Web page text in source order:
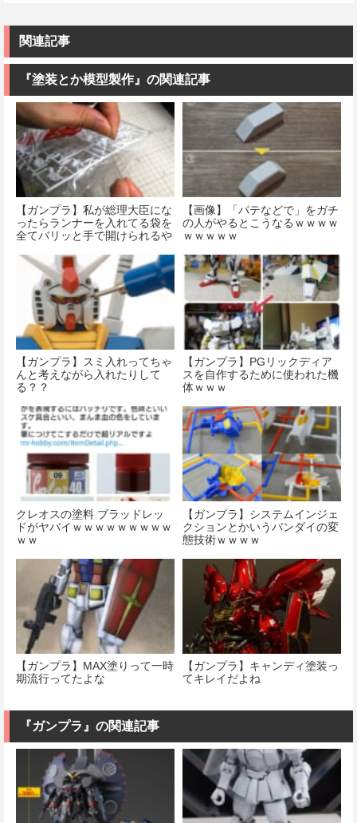
関連記事
『塗装とか模型製作』の関連記事
【ガンプラ】私が総理大臣にな
ったらランナーを入れてる袋を
全てバリッと手で開けられるや
【画像】「パテなどで」をガチ
の人がやるとこうなるｗｗｗｗ
ｗｗｗｗｗ
【ガンプラ】スミ入れってちゃ
んと考えながら入れたりして
る？？
【ガンプラ】PGリックディア
スを自作するために使われた機
体ｗｗｗ
クレオスの塗料 ブラッドレッ
ドがヤバイｗｗｗｗｗｗｗｗｗ
ｗｗ
【ガンプラ】システムインジェ
クションとかいうバンダイの変
態技術ｗｗｗｗ
【ガンプラ】MAX塗りって一時
期流行ってたよな
【ガンプラ】キャンディ塗装っ
てキレイだよね
『ガンプラ』の関連記事